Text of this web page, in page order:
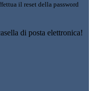
il reset della password
di posta elettronica!